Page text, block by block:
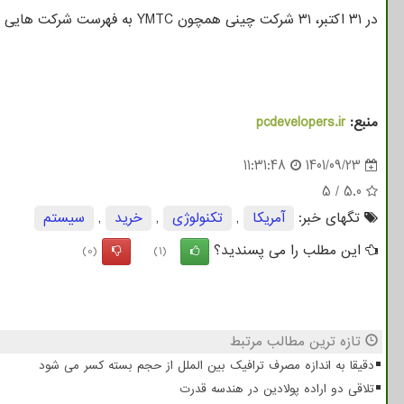
در ۳۱ اکتبر، ۳۱ شرکت چینی همچون YMTC به فهرست شرکت هایی افزوده شدند که مقامات آمریکایی قادر به بازرسی از آنها نیستند. این اقدام تنش ها میان واشنگتن و پکن را تشدید کرد.
منبع:pcdevelopers.ir
1401/09/23
11:31:48
5.0
/
5
تگهای خبر:
آمریكا , تكنولوژی , خرید ,
سیستم
این مطلب را می پسندید؟
(1)
(0)
تازه ترین مطالب مرتبط
دقیقا به اندازه مصرف ترافیک بین الملل از حجم بسته کسر می شود
تلاقی دو اراده پولادین در هندسه قدرت